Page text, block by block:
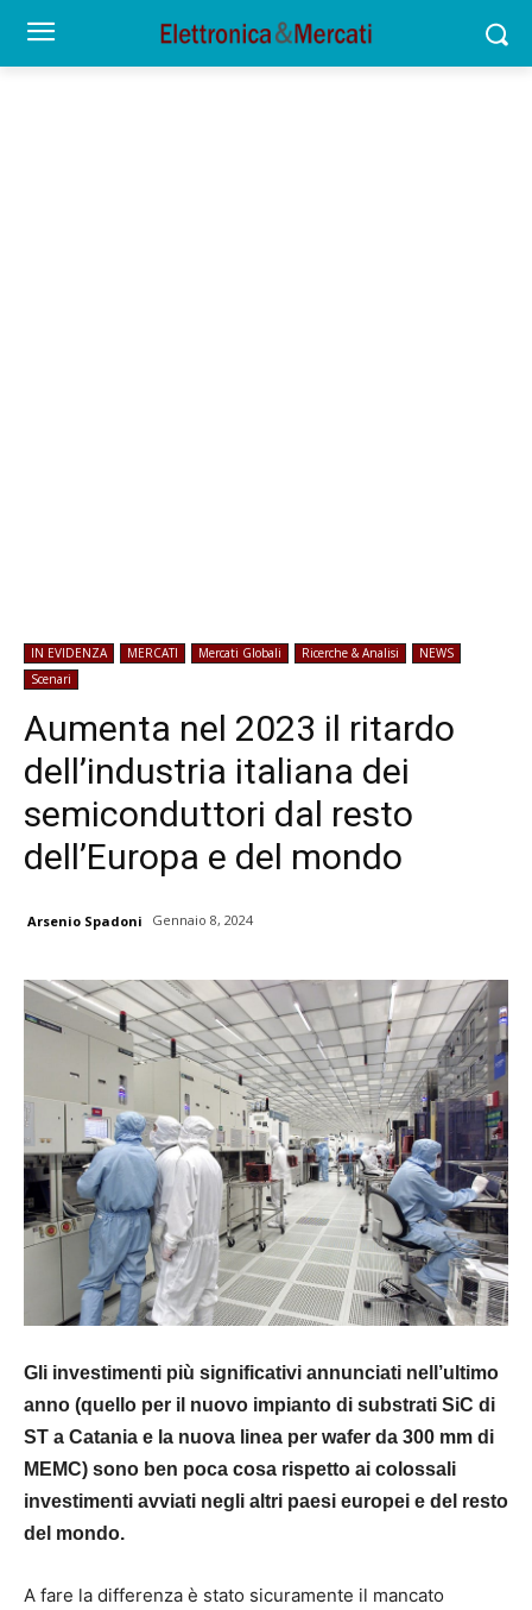
IN EVIDENZA MERCATI Mercati Globali Ricerche & Analisi
NEWS
Scenari
Aumenta nel 2023 il ritardo
dell’industria italiana dei
semiconduttori dal resto
dell’Europa e del mondo
Arsenio Spadoni Gennaio 8, 2024
Gli investimenti più significativi annunciati nell’ultimo
anno (quello per il nuovo impianto di substrati SiC di
ST a Catania e la nuova linea per wafer da 300 mm di
MEMC) sono ben poca cosa rispetto ai colossali
investimenti avviati negli altri paesi europei e del resto
del mondo.
A fare la differenza è stato sicuramente il mancato